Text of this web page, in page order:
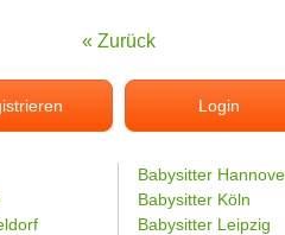
« Zurück
Login
Babysitter
Babysitter Köln
Babysitter Leipzig